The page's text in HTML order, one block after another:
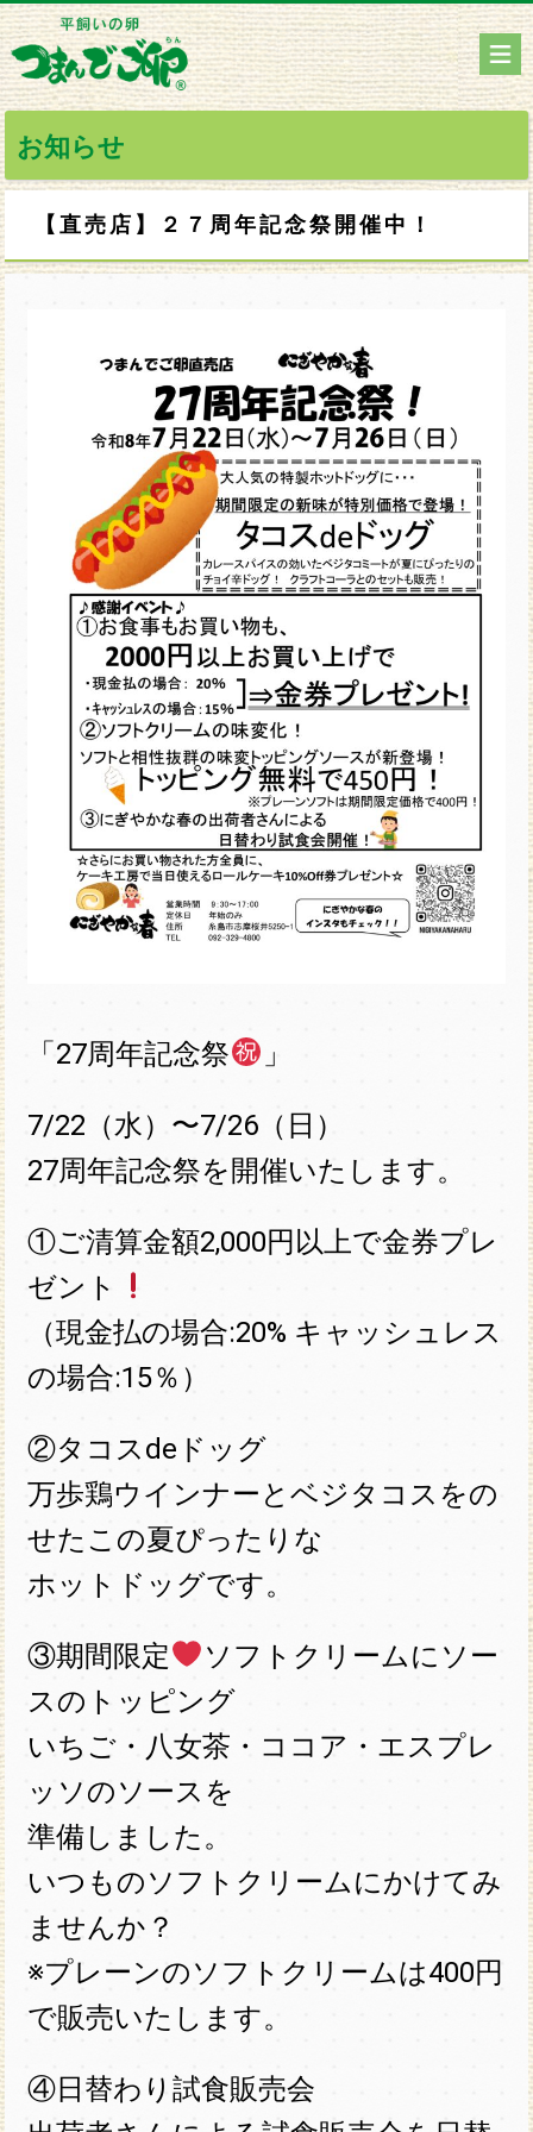
お知らせ
【直売店】２７周年記念祭開催中！
「27周年記念祭 」
7/22（水）〜7/26（日）
27周年記念祭を開催いたします。
①ご清算金額2,000円以上で金券プレ
ゼント
（現金払の場合:20% キャッシュレス
の場合:15％）
②タコスdeドッグ
万歩鶏ウインナーとベジタコスをの
せたこの夏ぴったりな
ホットドッグです。
③期間限定
ソフトクリームにソー
スのトッピング
いちご・八女茶・ココア・エスプレ
ッソのソースを
準備しました。
いつものソフトクリームにかけてみ
ませんか？
※プレーンのソフトクリームは400円
で販売いたします。
④日替わり試食販売会